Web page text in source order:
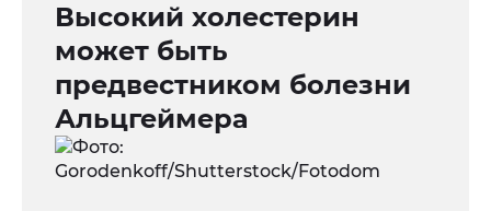
Высокий холестерин
может быть
предвестником болезни
Альцгеймера